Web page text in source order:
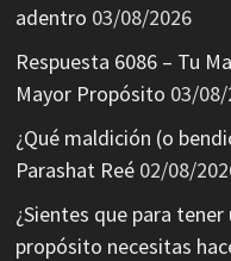
adentro 03/08/2026
Respuesta 6086 – Tu
Mayor Propósito 03/
¿Qué maldición (o
Parashat Reé 02/08/
¿Sientes que para
propósito necesitas